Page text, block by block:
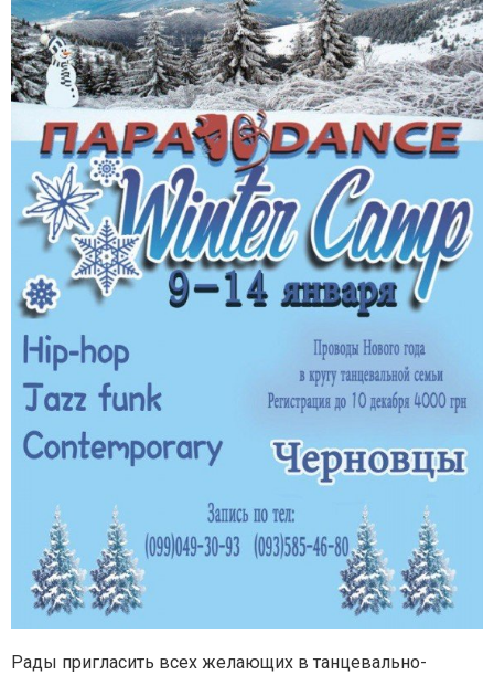
Рады пригласить всех желающих в танцевально-